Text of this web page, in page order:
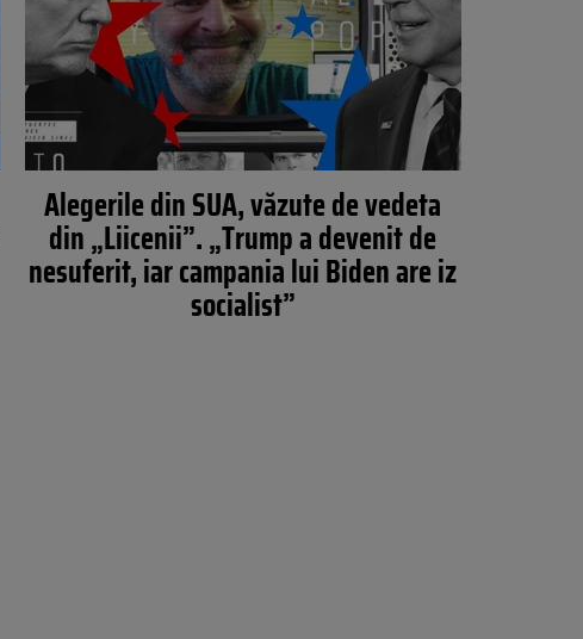
Alegerile din SUA, văzute de vedeta
din „Liicenii”. „Trump a devenit de
nesuferit, iar campania lui Biden are iz
socialist”